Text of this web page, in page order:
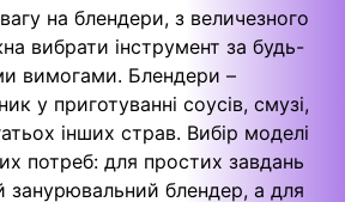
на блендери, з величезного
вибрати інструмент за будь-
вимогами. Блендери –
у приготуванні соусів, смузі,
інших страв. Вибір моделі
потреб: для простих завдань
занурювальний блендер, а для